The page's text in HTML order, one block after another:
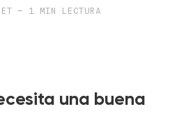
— 1 MIN LECTURA
una buena